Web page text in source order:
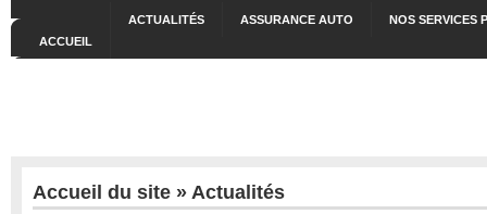
ACCUEIL
ACTUALITÉS ASSURANCE AUTO NOS SERVICES
Accueil du site » Actualités